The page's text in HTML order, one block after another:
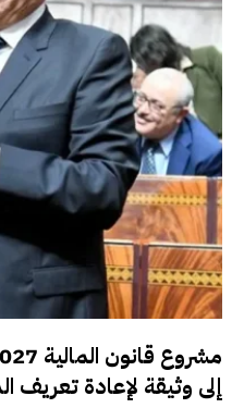
إلى وثيقة لإعادة تعريف